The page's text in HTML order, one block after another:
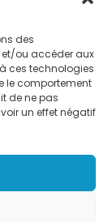
des
et/ou accéder aux
ces technologies
le comportement
de ne pas
un effet négatif